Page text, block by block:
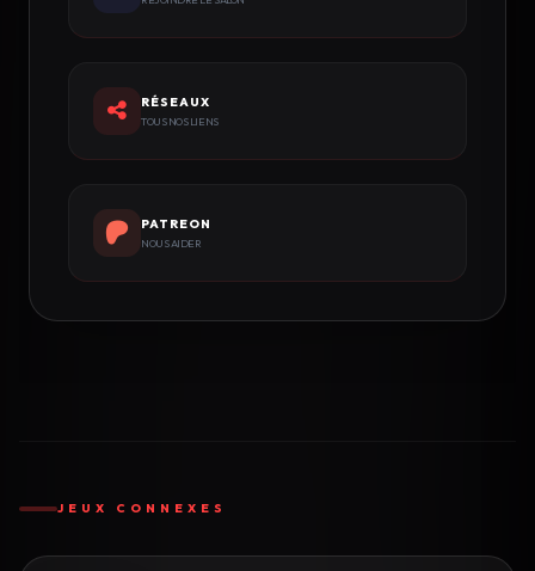
RÉSEAUX
TOUS NOS LIENS
PATREON
NOUS AIDER
JEUX CONNEXES